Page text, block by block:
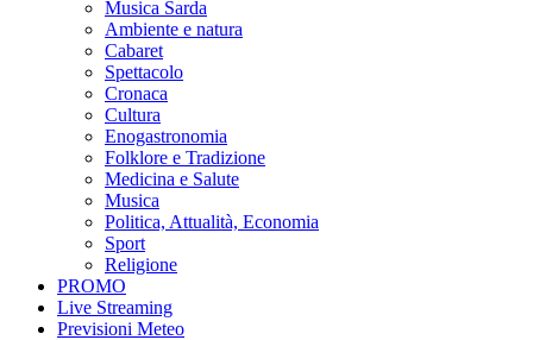
Musica Sarda
Ambiente e natura
Cabaret
Spettacolo
Cronaca
Cultura
Enogastronomia
Folklore e Tradizione
Medicina e Salute
Musica
Politica, Attualità, Economia
Sport
Religione
PROMO
Live Streaming
Previsioni Meteo